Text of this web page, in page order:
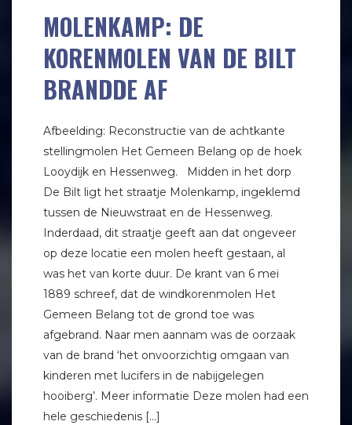
MOLENKAMP: DE
KORENMOLEN VAN DE BILT
BRANDDE AF
Afbeelding: Reconstructie van de achtkante
stellingmolen Het Gemeen Belang op de hoek
Looydijk en Hessenweg. Midden in het dorp
De Bilt ligt het straatje Molenkamp, ingeklemd
tussen de Nieuwstraat en de Hessenweg.
Inderdaad, dit straatje geeft aan dat ongeveer
op deze locatie een molen heeft gestaan, al
was het van korte duur. De krant van 6 mei
1889 schreef, dat de windkorenmolen Het
Gemeen Belang tot de grond toe was
afgebrand. Naar men aannam was de oorzaak
van de brand ‘het onvoorzichtig omgaan van
kinderen met lucifers in de nabijgelegen
hooiberg’. Meer informatie Deze molen had een
hele geschiedenis […]